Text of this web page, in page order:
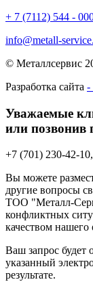
+ 7 (7112) 544 -
info@metall-
© Металлсервис
Разработка сайта -
Уважаемые
или позвонив
+7 (701) 230-42-
Вы можете
другие вопросы
ТОО "Металл-
конфликтных
качеством
Ваш запрос будет
указанный
результате.